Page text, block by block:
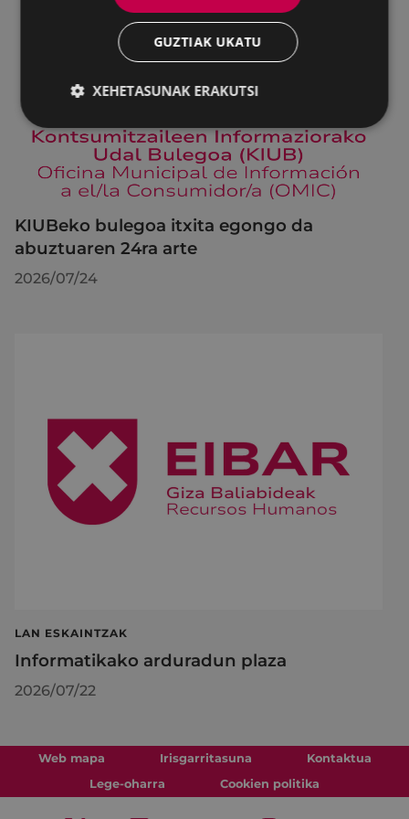
KIUBeko bulegoa itxita egongo da
abuztuaren 24ra arte
2026/07/24
LAN ESKAINTZAK
Informatikako arduradun plaza
2026/07/22
Web mapa Irisgarritasuna
Kontaktua
Lege-oharra
Cookien politika
GUZTIAK UKATU
XEHETASUNAK ERAKUTSI